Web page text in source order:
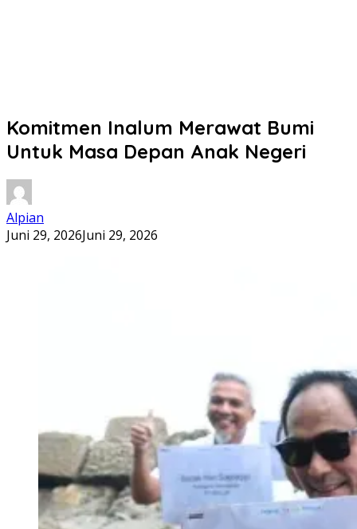
Komitmen Inalum Merawat Bumi
Untuk Masa Depan Anak Negeri
Alpian
Juni 29, 2026Juni 29, 2026